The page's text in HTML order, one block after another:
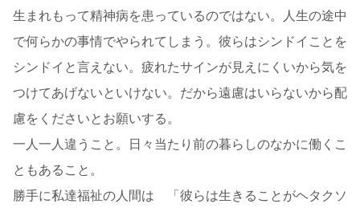
生まれもって精神病を患っているのではない。人生の途中
で何らかの事情でやられてしまう。彼らはシンドイことを
シンドイと言えない。疲れたサインが見えにくいから気を
つけてあげないといけない。だから遠慮はいらないから配
慮をくださいとお願いする。
一人一人違うこと。日々当たり前の暮らしのなかに働くこ
ともあること。
勝手に私達福祉の人間は 「彼らは生きることがヘタクソ